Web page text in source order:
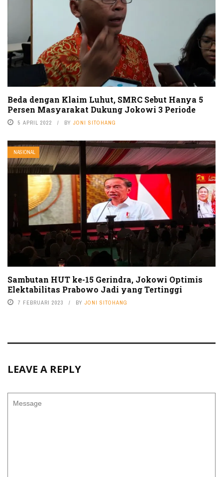
Beda dengan Klaim Luhut, SMRC Sebut Hanya 5
Persen Masyarakat Dukung Jokowi 3 Periode
5 APRIL 2022 BY JONI SITOHANG
NASIONAL
Sambutan HUT ke-15 Gerindra, Jokowi Optimis
Elektabilitas Prabowo Jadi yang Tertinggi
7 FEBRUARI 2023 BY JONI SITOHANG
LEAVE A REPLY